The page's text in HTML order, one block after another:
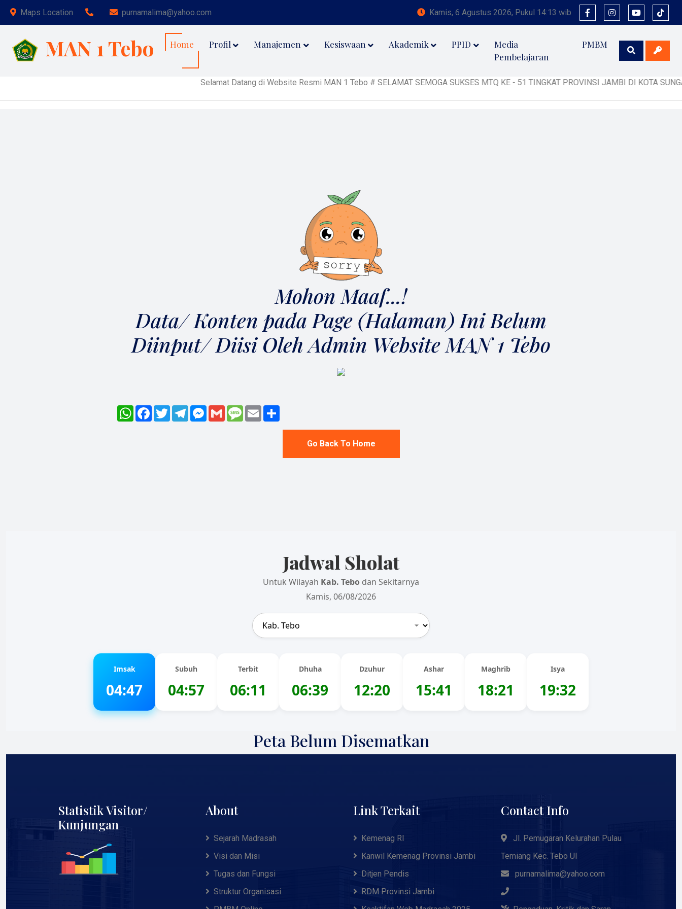
Maps Location purnamalima@yahoo.com Kamis, 6 Agustus 2026, Pukul 14:13 wib
MAN 1 Tebo Home Profil Manajemen Kesiswaan Akademik PPID
Media
Pembelajaran
PMBM
Selamat Datang di Website Resmi MAN 1 Tebo # SELAMAT SEMOGA SUKSES MTQ KE - 51 TINGKAT PROVINSI JAMBI DI KOTA
Mohon Maaf...!
Data/ Konten pada Page (Halaman) Ini Belum
Diinput/ Diisi Oleh Admin Website MAN 1 Tebo
WhatsAppFacebook
TwitterTelegramMessenger
Gmail MessageEmail
Go Back To Home
Jadwal Sholat
Untuk Wilayah Kab. Tebo dan Sekitarnya
Kamis, 06/08/2026
Imsak
04:47
Subuh
04:57
Terbit
06:11
Dhuha
06:39
Dzuhur
12:20
Ashar
15:41
Maghrib
18:21
Isya
19:32
Peta Belum Disematkan
Statistik Visitor/
Kunjungan
About
Sejarah Madrasah
Visi dan Misi
Tugas dan Fungsi
Struktur Organisasi
Link Terkait
Kemenag RI
Kanwil Kemenag Provinsi Jambi
Ditjen Pendis
RDM Provinsi Jambi
Contact Info
Jl. Pemugaran Kelurahan Pulau
Temiang Kec. Tebo Ul
purnamalima@yahoo.com